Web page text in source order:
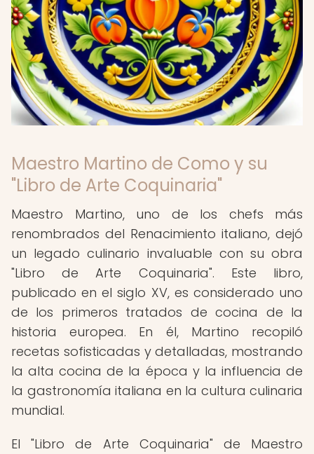
Maestro Martino de Como y su
"Libro de Arte Coquinaria"
Maestro Martino, uno de los chefs más
renombrados del Renacimiento italiano, dejó
un legado culinario invaluable con su obra
"Libro de Arte Coquinaria". Este libro,
publicado en el siglo XV, es considerado uno
de los primeros tratados de cocina de la
historia europea. En él, Martino recopiló
recetas sofisticadas y detalladas, mostrando
la alta cocina de la época y la influencia de
la gastronomía italiana en la cultura culinaria
mundial.
El "Libro de Arte Coquinaria" de Maestro